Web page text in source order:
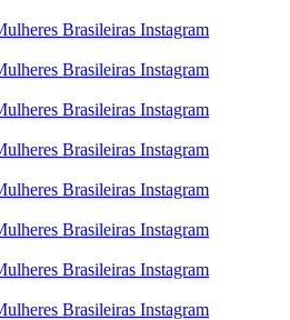
Brasileiras Instagram
Brasileiras Instagram
Brasileiras Instagram
Brasileiras Instagram
Brasileiras Instagram
Brasileiras Instagram
Brasileiras Instagram
Brasileiras Instagram